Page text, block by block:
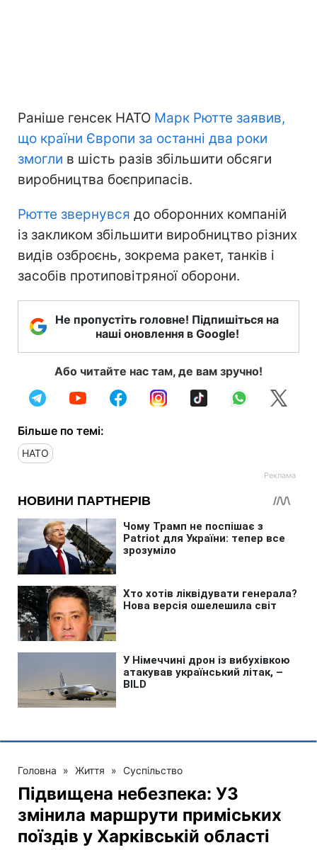
Раніше генсек НАТО Марк Рютте заявив,
що країни Європи за останні два роки
змогли в шість разів збільшити обсяги
виробництва боєприпасів.
Рютте звернувся до оборонних компаній
із закликом збільшити виробництво різних
видів озброєнь, зокрема ракет, танків і
засобів протиповітряної оборони.
Не пропустіть головне! Підпишіться на
наші оновлення в Google!
Або читайте нас там, де вам зручно!
Більше по темі:
НАТО
Головна » Життя » Суспільство
Підвищена небезпека: УЗ
змінила маршрути приміських
поїздів у Харківській області